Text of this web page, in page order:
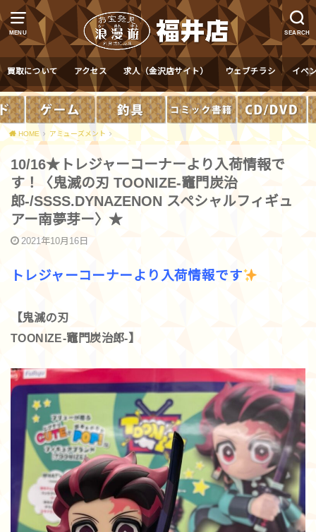
MENU SEARCH
買取について アクセス 求人（金沢店サイト） ウェブチラシ イベ
HOME アミューズメント
10/16★トレジャーコーナーより入荷情報で
す！〈鬼滅の刃 TOONIZE-竈門炭治
郎-/SSSS.DYNAZENON スペシャルフィギュ
アー南夢芽ー〉★
2021年10月16日
トレジャーコーナーより入荷情報です
【鬼滅の刃
TOONIZE-竈門炭治郎-】